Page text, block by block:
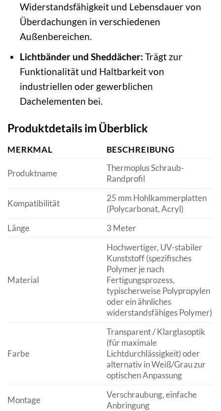
Widerstandsfähigkeit und Lebensdauer von
Überdachungen in verschiedenen
Außenbereichen.
Lichtbänder und Sheddächer: Trägt zur
Funktionalität und Haltbarkeit von
industriellen oder gewerblichen
Dachelementen bei.
Produktdetails im Überblick
MERKMAL BESCHREIBUNG
Produktname
Thermoplus Schraub-
Randprofil
Kompatibilität
25 mm Hohlkammerplatten
(Polycarbonat, Acryl)
Länge
3 Meter
Material
Hochwertiger, UV-stabiler
Kunststoff (spezifisches
Polymer je nach
Fertigungsprozess,
typischerweise Polypropylen
oder ein ähnliches
widerstandsfähiges Polymer)
Farbe
Transparent / Klarglasoptik
(für maximale
Lichtdurchlässigkeit) oder
alternativ in Weiß/Grau zur
optischen Anpassung
Montage
Verschraubung, einfache
Anbringung